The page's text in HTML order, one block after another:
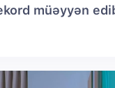
müəyyən